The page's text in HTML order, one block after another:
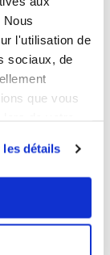
l'utilisation de
sociaux, de
que vous
détails
jusqu’à ce
et le
sur la